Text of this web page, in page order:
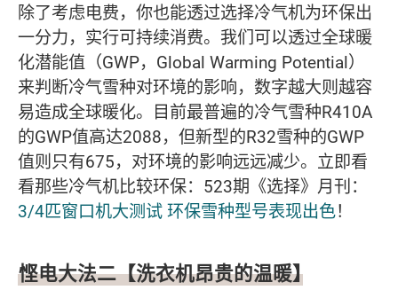
除了考虑电费，你也能透过选择冷气机为环保出
一分力，实行可持续消费。我们可以透过全球暖
化潜能值（GWP，Global Warming Potential）
来判断冷气雪种对环境的影响，数字越大则越容
易造成全球暖化。目前最普遍的冷气雪种R410A
的GWP值高达2088，但新型的R32雪种的GWP
值则只有675，对环境的影响远远减少。立即看
看那些冷气机比较环保：523期《选择》月刊：
3/4匹窗口机大测试 环保雪种型号表现出色！
悭电大法二【洗衣机昂贵的温暖】